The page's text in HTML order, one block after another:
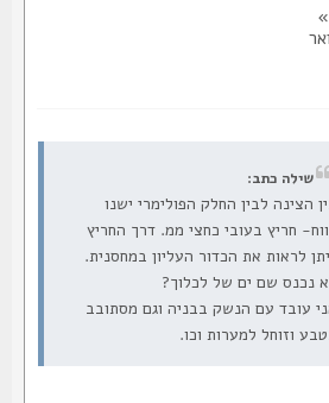
כתב:
לבין החלק הפולימרי ישנו
חריץ בעובי כחצי ממ. דרך החריץ
את הכדור העליון במחסנית.
שם ים של לכלוך?
עם הנשק בבניה וגם מסתובב
למערות וכו.